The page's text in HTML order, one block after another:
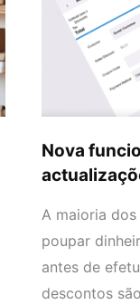
Nova
A maioria
poupar
antes de
descontos
desconto
actualizações
interface